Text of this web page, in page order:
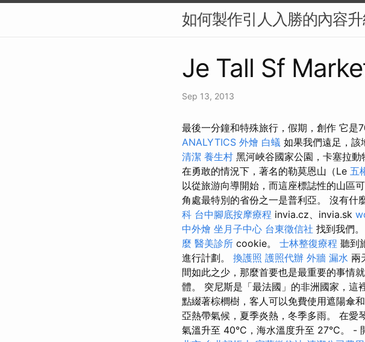
如何製作引人入勝的內容
Je Tall Sf
Sep 13, 2013
最後一分鐘和特殊旅行，假期，創作 它是
ANALYTICS 外燴 白蟻 如果我們遠足，該
清潔 養生村 黑河峽谷國家公園，卡塞拉動
在勇敢的情況下，著名的勒莫恩山（Le 五
以從旅游向導開始，而這座標誌性的山區
角處最特別的省份之一是普利亞。 沒有什
科 台中腳底按摩療程 invia.cz、invia.sk
中外燴 坐月子中心 台東徵信社 找到我們。
麼 醫美診所 cookie。 士林整復療程 聽到
進行計劃。 換護照 護照代辦 外牆 漏水 兩
間如此之少，那麼首要也是最重要的事情
體。 突尼斯是「最法國」的非洲國家，這
點綴著棕櫚樹，客人可以免費使用遮陽傘
亞熱帶氣候，夏季炎熱，冬季多雨。 在愛
氣溫升至 40°C，海水溫度升至 27°C。 -